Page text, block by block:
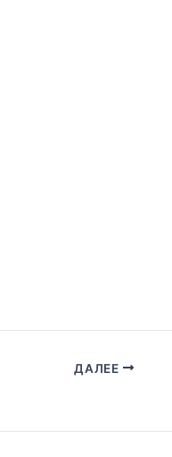
ДАЛЕЕ